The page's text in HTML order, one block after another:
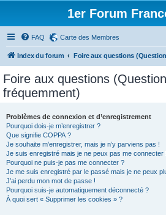
1er Forum
FAQ Carte des Membres
Index du forum Foire aux questions
Foire aux questions
fréquemment)
Problèmes de connexion et d’enregistrement
Pourquoi dois-je m’enregistrer ?
Que signifie COPPA ?
Je souhaite m’enregistrer, mais je n’y parviens pas !
Je suis enregistré mais je ne peux pas me connecter !
Pourquoi ne puis-je pas me connecter ?
Je me suis enregistré par le passé mais je ne peux
J’ai perdu mon mot de passe !
Pourquoi suis-je automatiquement déconnecté ?
À quoi sert « Supprimer les cookies » ?